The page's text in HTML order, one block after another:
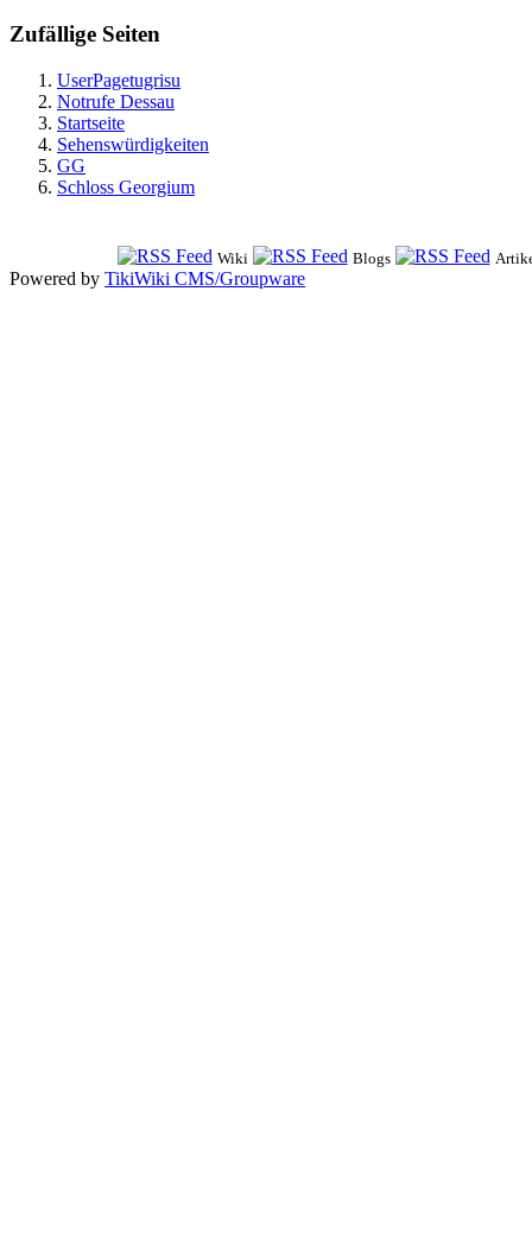
Zufällige Seiten
UserPagetugrisu
Notrufe Dessau
Startseite
Sehenswürdigkeiten
GG
Schloss Georgium
Wiki Blogs
Powered by TikiWiki CMS/Groupware